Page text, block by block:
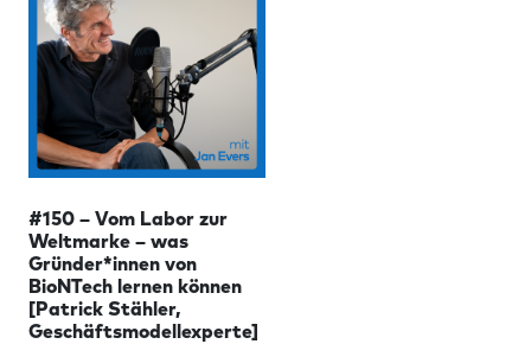
#150 – Vom Labor zur
Weltmarke – was
Gründer*innen von
BioNTech lernen können
[Patrick Stähler,
Geschäftsmodellexperte]